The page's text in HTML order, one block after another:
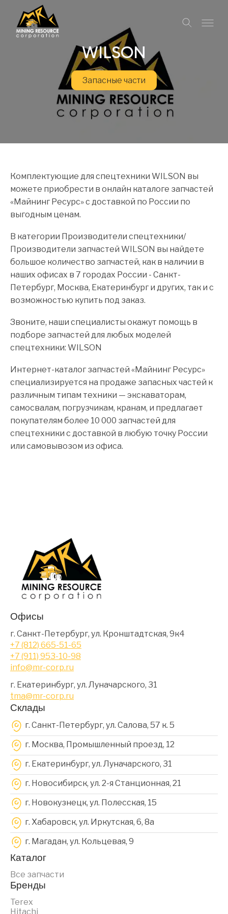
WILSON
Запасные части
Комплектующие для спецтехники WILSON вы
можете приобрести в онлайн каталоге запчастей
«Майнинг Ресурс» с доставкой по России по
выгодным ценам.
В категории Производители спецтехники/
Производители запчастей WILSON вы найдете
большое количество запчастей, как в наличии в
наших офисах в 7 городах России - Санкт-
Петербург, Москва, Екатеринбург и других, так и с
возможностью купить под заказ.
Звоните, наши специалисты окажут помощь в
подборе запчастей для любых моделей
спецтехники: WILSON
Интернет-каталог запчастей «Майнинг Ресурс»
специализируется на продаже запасных частей к
различным типам техники — экскаваторам,
самосвалам, погрузчикам, кранам, и предлагает
покупателям более 10 000 запчастей для
спецтехники с доставкой в любую точку России
или самовывозом из офиса.
Офисы
г. Санкт-Петербург, ул. Кронштадтская, 9к4
+7 (812) 665-51-65
+7 (911) 953-10-98
info@mr-corp.ru
г. Екатеринбург, ул. Луначарского, 31
tma@mr-corp.ru
Склады
г. Санкт-Петербург, ул. Салова, 57 к. 5
г. Москва, Промышленный проезд, 12
г. Екатеринбург, ул. Луначарского, 31
г. Новосибирск, ул. 2-я Станционная, 21
г. Новокузнецк, ул. Полесская, 15
г. Хабаровск, ул. Иркутская, 6, 8a
г. Магадан, ул. Кольцевая, 9
Каталог
Все запчасти
Бренды
Terex
Hitachi